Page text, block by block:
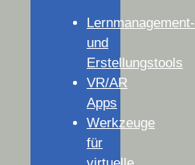
Lernmanagement-
und
Erstellungstools
VR/AR
Apps
Werkzeuge
für